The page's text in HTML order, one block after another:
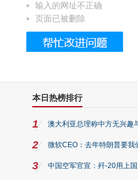
的长卷，还原了600岁的紫禁城
输入的网址不正确
页面已被删除
本日热榜排行
1 澳大利亚总理称中方无兴趣
2 微软CEO：去年特朗普要我
3 中国空军官宣：歼-20用上国